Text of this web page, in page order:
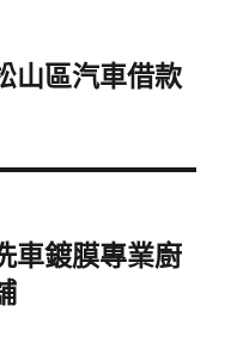
山區汽車借款
車鍍膜專業廚